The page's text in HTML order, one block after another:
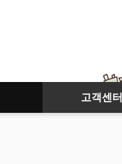
고객센터